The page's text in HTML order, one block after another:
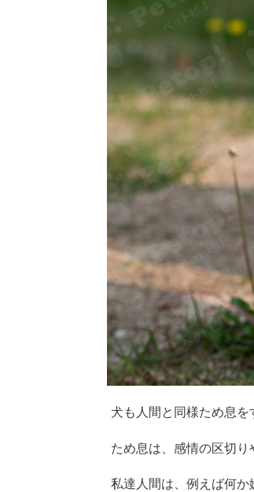
犬も人間と同様ため息を
ため息は、感情の区切り
私達人間は、例えば何